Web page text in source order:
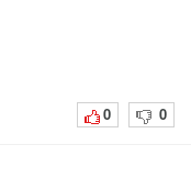
0 0